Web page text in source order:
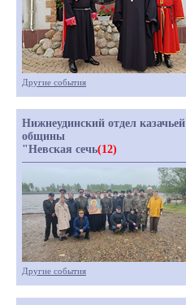
Другие события
Нижнеудинский отдел казачьей
общины
"Невская сечь(12)
Другие события